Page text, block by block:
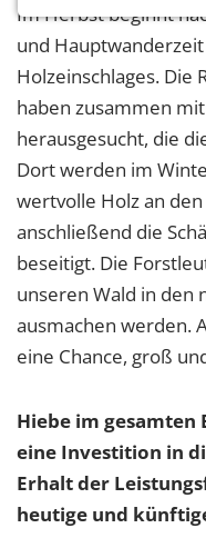
Im Herbst beginnt
und
Holzeinschlages. Die
haben zusammen
herausgesucht, die
Dort werden im
wertvolle Holz an
anschließend die
beseitigt. Die
unseren Wald in den
ausmachen werden.
eine Chance, groß
Hiebe im gesamten
eine Investition in
Erhalt der
heutige und
Notwendige
Funktionen und
der Website
Name:
cookie_consent
Dieser Cookie
Einverständnis-
Cookie Laufzeit:
1 Jahr
EXTERNE
Um Inhalte von
Plattformen